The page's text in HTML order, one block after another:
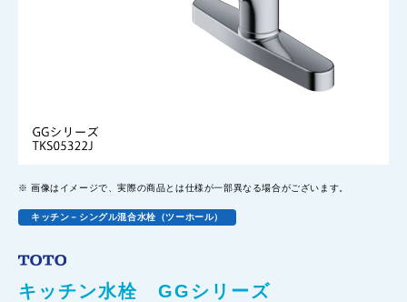
画像はイメージで、実際の商品とは仕様が一部異なる場合がございます。
キッチン－シングル混合水栓（ツーホール）
キッチン水栓 GGシリーズ